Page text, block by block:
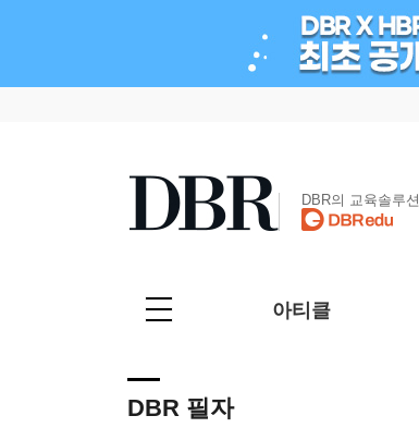
DBR의 교육솔루션
아티클
DBR 필자